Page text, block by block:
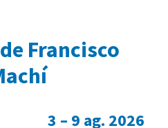
Francisco
3 – 9 ag. 2026